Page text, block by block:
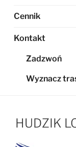
Cennik
Kontakt
Zadzwoń
Wyznacz
HUDZIK